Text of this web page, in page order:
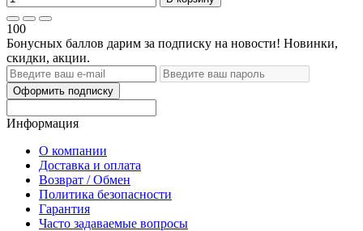
100
Бонусных баллов дарим за подписку на новости! Новинки,
скидки, акции.
Оформить подписку
Информация
О компании
Доставка и оплата
Возврат / Обмен
Политика безопасности
Гарантия
Часто задаваемые вопросы